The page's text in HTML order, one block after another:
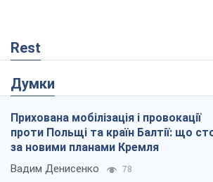
Rest
Думки
Прихована мобілізація і провокації
проти Польщі та країн Балтії: що
за новими планами Кремля
Вадим Денисенко 78